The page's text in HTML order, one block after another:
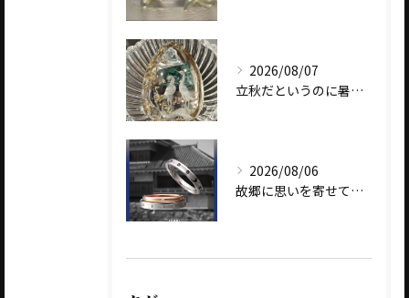
2026/08/07
立秋だというのに暑いですね
2026/08/06
故郷に思いを寄せて～オリジナルブランド【Shinano(しな...